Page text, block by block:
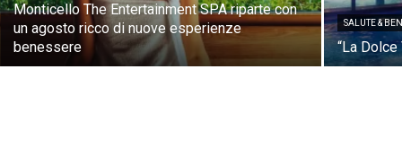
Monticello The Entertainment SPA riparte con
un agosto ricco di nuove esperienze
benessere
SALUTE &
“La